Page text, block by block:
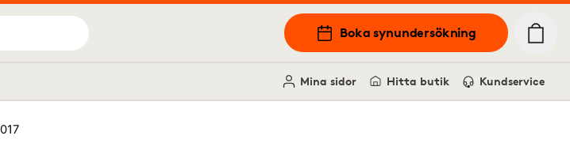
Boka synundersökning
Mina sidor Hitta butik Kundservice